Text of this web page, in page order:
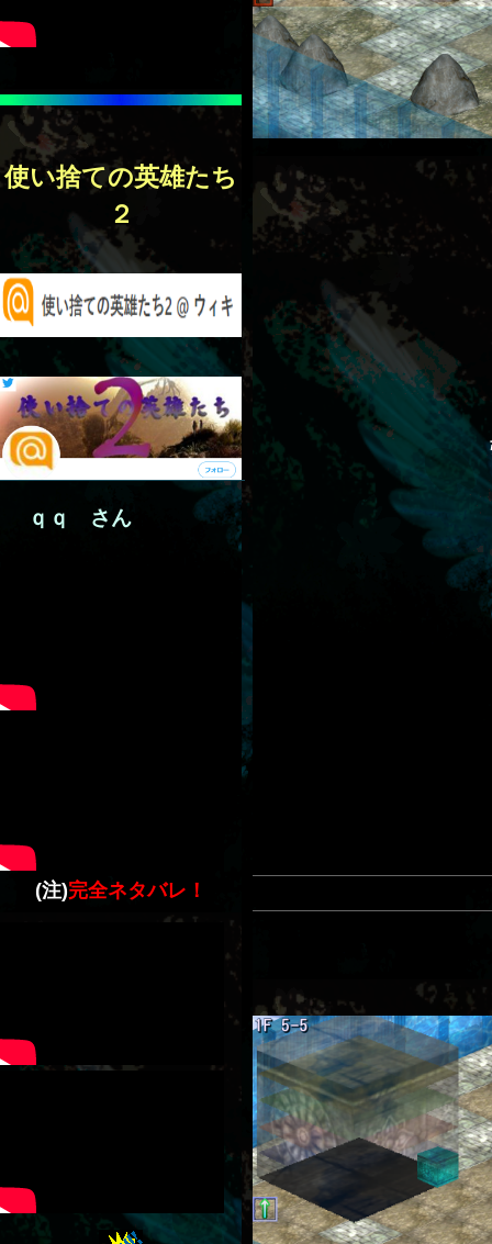
使い捨ての英雄たち
２
ｑｑ さん
(注)完全ネタバレ！